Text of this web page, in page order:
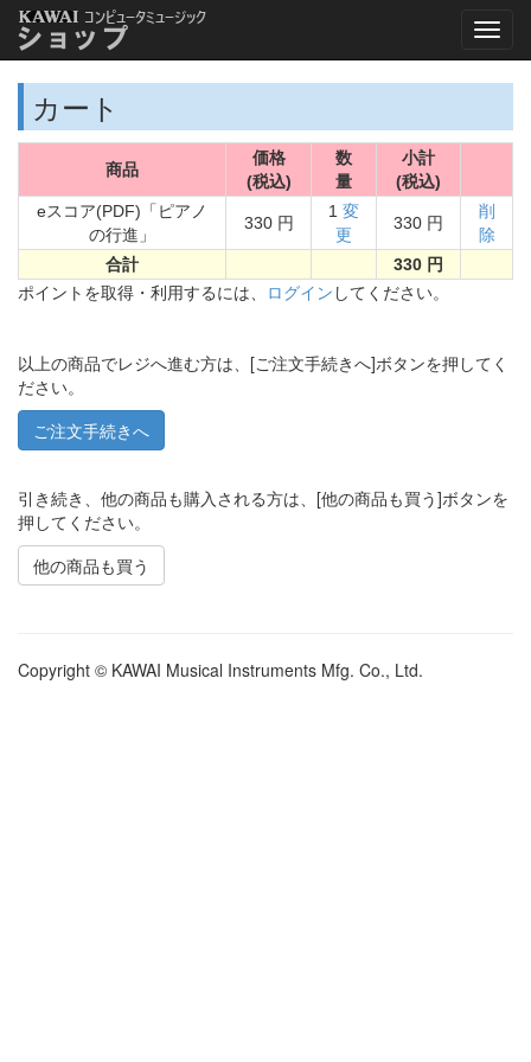
カート
商品
価格
(税込)
数
量
小計
(税込)
eスコア(PDF)「ピアノ
の行進」
330 円
1 変
更
330 円
削
除
合計
330 円
ポイントを取得・利用するには、 ログイン してください。
以上の商品でレジへ進む方は、[ご注文手続きへ]ボタンを押してく
ださい。
引き続き、他の商品も購入される方は、[他の商品も買う]ボタンを
押してください。
他の商品も買う
Copyright © KAWAI Musical Instruments Mfg. Co., Ltd.